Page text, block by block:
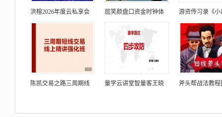
洪榕2026年度云私享会 屈笑颜盘口资金时钟体 游资传习录《小
陈凯交易之路三周期线 量学云讲堂智量客王晓 斧头帮战法教程